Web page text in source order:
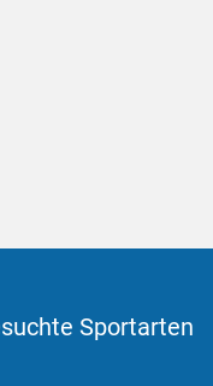
Sportarten